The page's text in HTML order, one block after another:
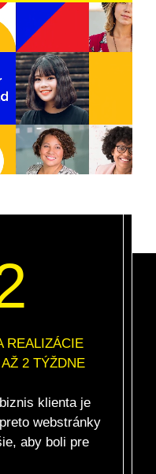
REALIZÁCIE
2 TÝŽDNE
klienta je
webstránky
aby boli pre